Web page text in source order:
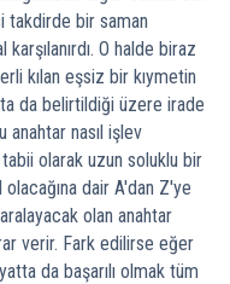
takdirde bir saman
O halde biraz
kılan eşsiz bir kıymetin
da belirtildiği üzere irade
anahtar nasıl işlev
olarak uzun soluklu bir
dair A'dan Z'ye
olan anahtar
verir. Fark edilirse eğer
da başarılı olmak tüm